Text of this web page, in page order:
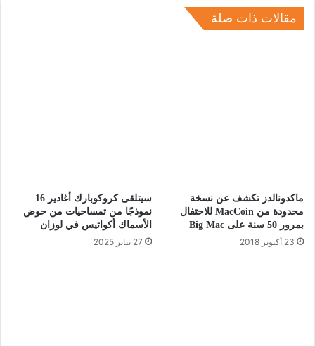
مقالات ذات صلة
ماكدونالدز تكشف عن نسخة
محدودة من MacCoin للاحتفال
بمرور 50 سنة على Big Mac
23 أكتوبر 2018
سيتلقى كروكوبارك أغادير 16
نموذجًا من تمساحيات من حوض
الأسماك أكواتيس في لوزان
27 يناير 2025